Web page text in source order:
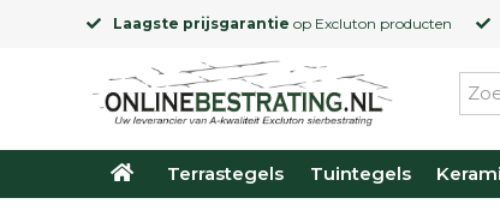
Laagste prijsgarantie op Excluton producten
Terrastegels Tuintegels